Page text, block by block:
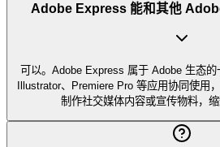
Adobe Express 能和其他
可以。Adobe Express 属于 Adobe 生态的
Illustrator、Premiere Pro 等应用协同使用
制作社交媒体内容或宣传物料，缩